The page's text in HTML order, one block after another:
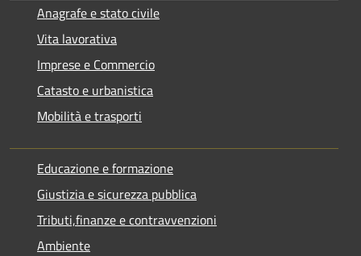
Anagrafe e stato civile
Vita lavorativa
Imprese e Commercio
Catasto e urbanistica
Mobilità e trasporti
Educazione e formazione
Giustizia e sicurezza pubblica
Tributi,finanze e contravvenzioni
Ambiente